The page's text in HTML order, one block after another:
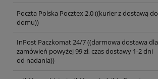
Poczta Polska Pocztex 2.0((kurier z dostawą do
domu))
InPost Paczkomat 24/7((darmowa dostawa dla
zamówień powyżej 99 zł, czas dostawy 1-2 dni
od nadania))